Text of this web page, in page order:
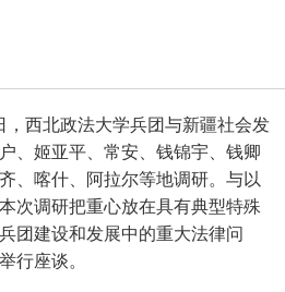
西北政法大学兵团与新疆社会发
、姬亚平、常安、钱锦宇、钱卿
、喀什、阿拉尔等地调研。与以
次调研把重心放在具有典型特殊
团建设和发展中的重大法律问
行座谈。